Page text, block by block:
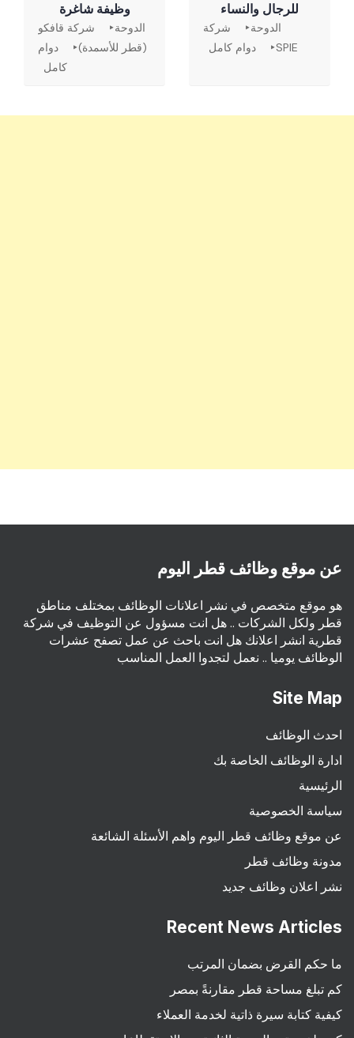
للرجال والنساء
الدوحة
شركة
SPIE
دوام كامل
وظيفة شاغرة
الدوحة
شركة قافكو
(قطر للأسمدة)
دوام
كامل
عن موقع وظائف قطر اليوم
هو موقع متخصص في نشر اعلانات الوظائف بمختلف مناطق
قطر ولكل الشركات .. هل انت مسؤول عن التوظيف في شركة
قطرية انشر اعلانك هل انت باحث عن عمل تصفح عشرات
الوظائف يوميا .. نعمل لتجدوا العمل المناسب
Site Map
احدث الوظائف
ادارة الوظائف الخاصة بك
الرئيسية
سياسة الخصوصية
عن موقع وظائف قطر اليوم واهم الأسئلة الشائعة
مدونة وظائف قطر
نشر اعلان وظائف جديد
Recent News Articles
ما حكم القرض بضمان المرتب
كم تبلغ مساحة قطر مقارنةً بمصر
كيفية كتابة سيرة ذاتية لخدمة العملاء